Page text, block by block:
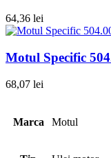
64,36 lei
Motul Specific
68,07 lei
Marca Motul